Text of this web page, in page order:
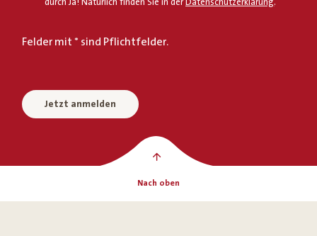
Felder mit * sind Pflichtfelder.
Jetzt anmelden
Nach oben